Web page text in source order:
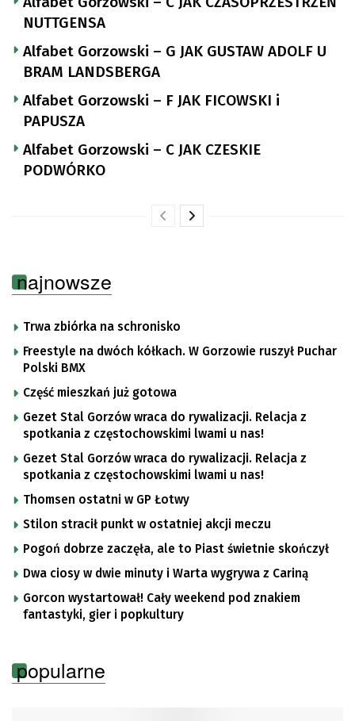
NUTTGENSA
Alfabet Gorzowski – G JAK GUSTAW ADOLF U
BRAM LANDSBERGA
Alfabet Gorzowski – F JAK FICOWSKI i
PAPUSZA
Alfabet Gorzowski – C JAK CZESKIE
PODWÓRKO
najnowsze
Trwa zbiórka na schronisko
Freestyle na dwóch kółkach. W Gorzowie ruszył Puchar
Polski BMX
Część mieszkań już gotowa
Gezet Stal Gorzów wraca do rywalizacji. Relacja z
spotkania z częstochowskimi lwami u nas!
Gezet Stal Gorzów wraca do rywalizacji. Relacja z
spotkania z częstochowskimi lwami u nas!
Thomsen ostatni w GP Łotwy
Stilon stracił punkt w ostatniej akcji meczu
Pogoń dobrze zaczęła, ale to Piast świetnie skończył
Dwa ciosy w dwie minuty i Warta wygrywa z Cariną
Gorcon wystartował! Cały weekend pod znakiem
fantastyki, gier i popkultury
popularne